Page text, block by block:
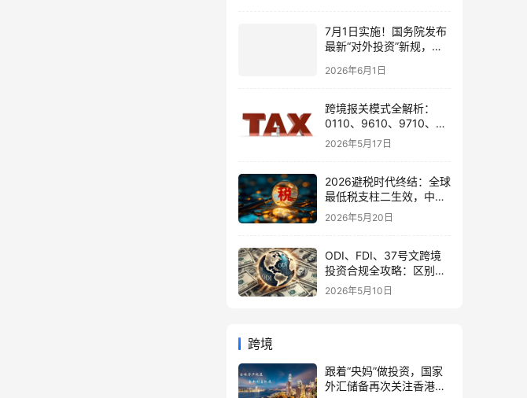
7月1日实施！国务院发布
最新“对外投资”新规，炒
会有何影响
2026年6月1日
跨境报关模式全解析：
0110、9610、9710、
9810、1039、1210 的区
2026年5月17日
2026避税时代终结：全球
最低税支柱二生效，中国
企业家海外公司合规3大
2026年5月20日
ODI、FDI、37号文跨境
投资合规全攻略：区别、
备案流程与政策详解（附
2026年5月10日
跨境
跟着“央妈”做投资，国家
外汇储备再次关注香港！